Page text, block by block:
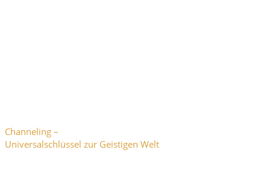
Channeling –
Universalschlüssel zur Geistigen Welt